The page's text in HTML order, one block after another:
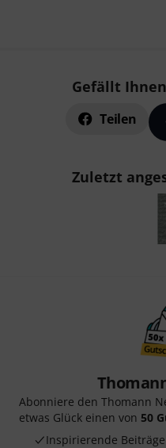
Gefällt
Teilen
Zuletzt
Abonniere den Thomann
etwas Glück einen von 50
Inspirierende Beiträge